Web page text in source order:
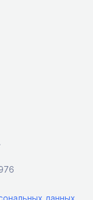
данных